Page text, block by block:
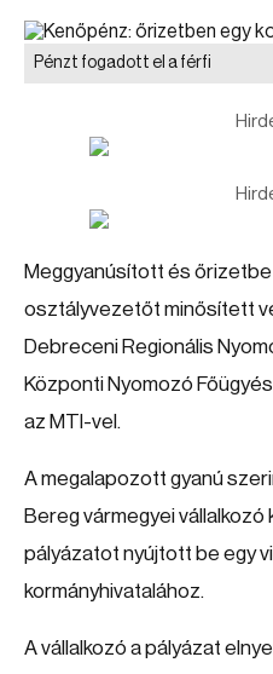
Pénzt fogadott el a férfi
Meggyanúsított és
osztályvezetőt minősített
Debreceni Regionális
Központi Nyomozó
az MTI-vel.
A megalapozott gyanú
Bereg vármegyei
pályázatot nyújtott be egy
kormányhivatalához.
A vállalkozó a pályázat